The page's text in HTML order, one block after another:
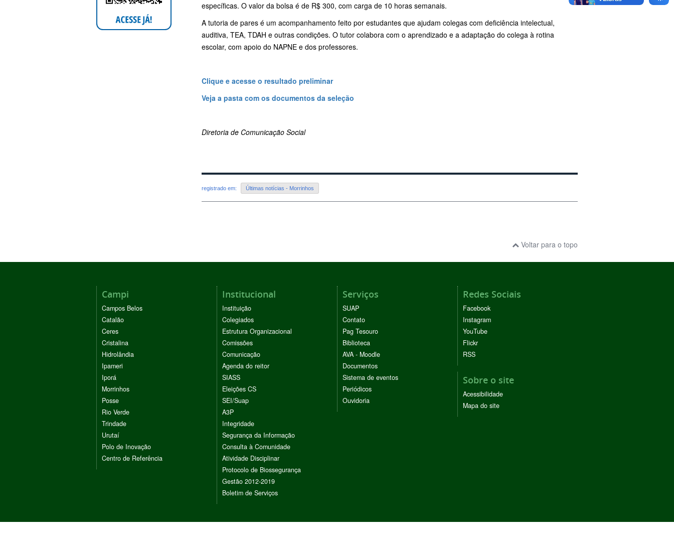
específicas. O valor da bolsa é de R$ 300, com carga de 10 horas semanais.
A tutoria de pares é um acompanhamento feito por estudantes que ajudam colegas com deficiência intelectual,
auditiva, TEA, TDAH e outras condições. O tutor colabora com o aprendizado e a adaptação do colega à rotina
escolar, com apoio do NAPNE e dos professores.
Clique e acesse o resultado preliminar
Veja a pasta com os documentos da seleção
Diretoria de Comunicação Social
registrado em: Últimas notícias - Morrinhos
Voltar para o topo
Campi
Campos Belos
Catalão
Ceres
Cristalina
Hidrolândia
Ipameri
Iporá
Morrinhos
Posse
Rio Verde
Trindade
Urutaí
Polo de Inovação
Centro de Referência
Institucional
Instituição
Colegiados
Estrutura Organizacional
Comissões
Comunicação
Agenda do reitor
SIASS
Eleições CS
SEI/Suap
A3P
Integridade
Segurança da Informação
Consulta à Comunidade
Atividade Disciplinar
Protocolo de Biossegurança
Gestão 2012-2019
Boletim de Serviços
Serviços
SUAP
Contato
Pag Tesouro
Biblioteca
AVA - Moodle
Documentos
Sistema de eventos
Periódicos
Ouvidoria
Redes Sociais
Facebook
Instagram
YouTube
Flickr
RSS
Sobre o site
Acessibilidade
Mapa do site